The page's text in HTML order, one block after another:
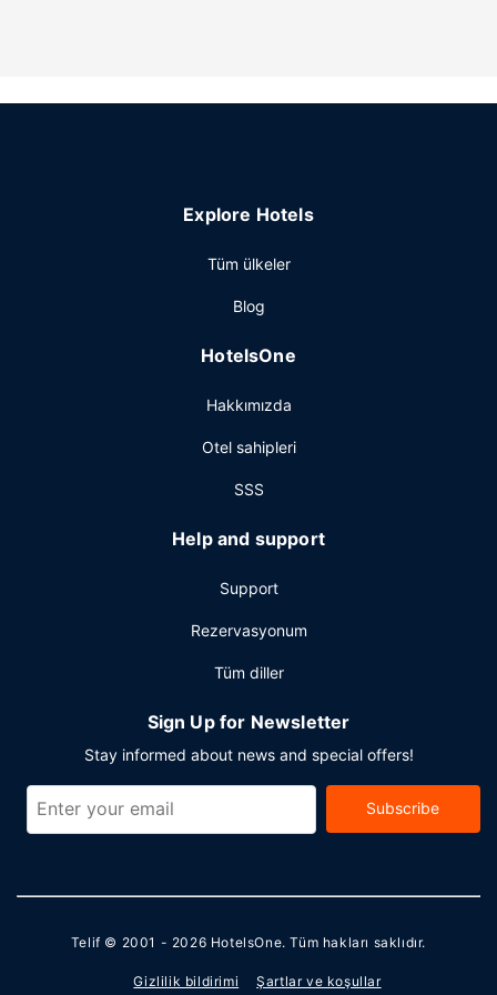
24 saat açık sağlık kulübü, kapalı havuz ve jakuzi dâhil
hizmeti sunulmaktadır.
salonu misafirlere içecek servisi yapıyor. Tam kahvaltı
arasında ücretli olarak yapılmaktadır.
çamaşır yıkama servisi ve 24 saat açık resepsiyon
planlıyorsunuz? Bu otel misafirlerimize 15504 ayak kare
Explore Hotels
Tüm ülkeler
Blog
HotelsOne
Hakkımızda
Otel sahipleri
SSS
Help and support
Support
Rezervasyonum
Tüm diller
Sign Up for Newsletter
Stay informed about news and special offers!
Subscribe
Telif © 2001 - 2026 HotelsOne. Tüm hakları saklıdır.
Gizlilik bildirimi Şartlar ve koşullar